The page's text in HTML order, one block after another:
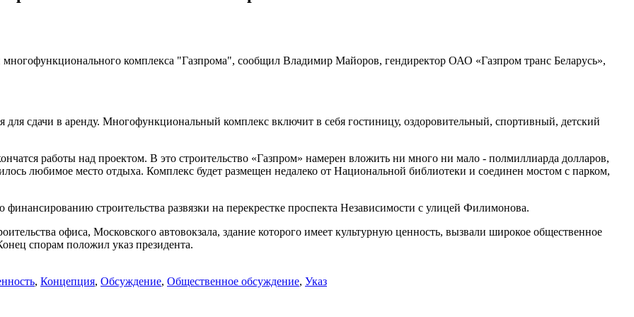
комплекса "Газпрома", сообщил Владимир Майоров, гендиректор ОАО «Газпром транс Беларусь»,
сдачи в аренду. Многофункциональный комплекс включит в себя гостиницу, оздоровительный, спортивный, детский
работы над проектом. В это строительство «Газпром» намерен вложить ни много ни мало - полмиллиарда долларов,
любимое место отдыха. Комплекс будет размещен недалеко от Национальной библиотеки и соединен мостом с парком,
финансированию строительства развязки на перекрестке проспекта Независимости с улицей Филимонова.
офиса, Московского автовокзала, здание которого имеет культурную ценность, вызвали широкое общественное
спорам положил указ президента.
, Концепция, Обсуждение, Общественное обсуждение, Указ